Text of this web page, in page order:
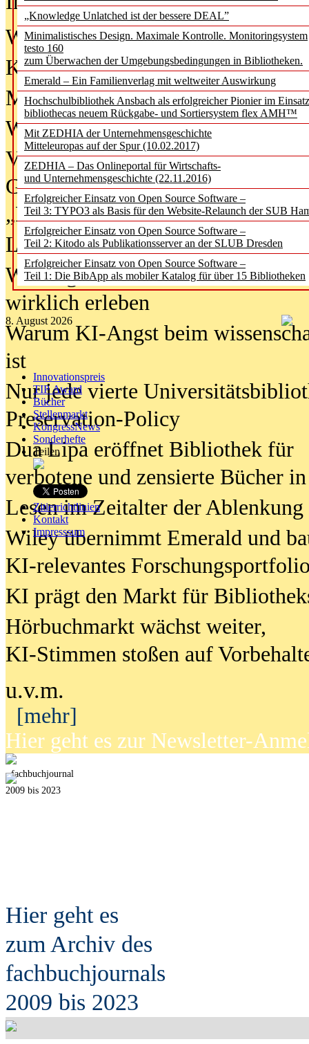
„Knowledge Unlatched ist der bessere DEAL”
Minimalistisches Design. Maximale Kontrolle. Monitoringsystem
testo 160
zum Überwachen der Umgebungsbedingungen in Bibliotheken.
Emerald – Ein Familienverlag mit weltweiter Auswirkung
Hochschulbibliothek Ansbach als erfolgreicher Pionier im
bibliothecas neuem Rückgabe- und Sortiersystem flex AMH™
Mit ZEDHIA der Unternehmensgeschichte
Mitteleuropas auf der Spur (10.02.2017)
ZEDHIA – Das Onlineportal für Wirtschafts-
und Unternehmensgeschichte (22.11.2016)
Erfolgreicher Einsatz von Open Source Software –
Teil 3: TYPO3 als Basis für den Website-Relaunch der SUB
Erfolgreicher Einsatz von Open Source Software –
Teil 2: Kitodo als Publikationsserver an der SLUB Dresden
Erfolgreicher Einsatz von Open Source Software –
Teil 1: Die BibApp als mobiler Katalog für über 15 Bibliotheken
8. August 2026
Innovationspreis
TIP Award
Bücher
Stellenmarkt
KongressNews
Sonderhefte
Teilen
Zitierrichtlinien
Kontakt
Impresssum
Was Hochschul­bibliotheken von
Kinder in der digitalen Welt
Metadaten als Infrastruktur
Wenn Bots katalogisieren
Von Abschlusskleidern bis
Geisterjagd-Ausrüstung in der
„Library of Things“ unterwegs
Lesen als Infrastrukturaufgabe
Wie Jugendliche Social Media
wirklich erleben
Warum KI-Angst beim
ist
Nur jede vierte
Preservation-Policy
Dua Lipa eröffnet Bibliothek für
verbotene und zensierte Bücher
Lesen im Zeitalter der Ablenkung
Wiley übernimmt Emerald und
KI-relevantes
KI prägt den Markt für
Hörbuchmarkt wächst weiter,
KI-Stimmen stoßen auf
u.v.m.
[mehr]
Hier geht es zur Newsletter-
fachbuchjournal
2009 bis 2023
Hier geht es
zum Archiv des
fachbuchjournals
2009 bis 2023